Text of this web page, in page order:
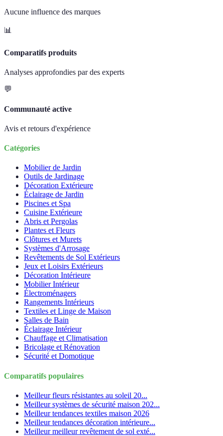
Aucune influence des marques
📊
Comparatifs produits
Analyses approfondies par des experts
💬
Communauté active
Avis et retours d'expérience
Catégories
Mobilier de Jardin
Outils de Jardinage
Décoration Extérieure
Éclairage de Jardin
Piscines et Spa
Cuisine Extérieure
Abris et Pergolas
Plantes et Fleurs
Clôtures et Murets
Systèmes d'Arrosage
Revêtements de Sol Extérieurs
Jeux et Loisirs Extérieurs
Décoration Intérieure
Mobilier Intérieur
Électroménagers
Rangements Intérieurs
Textiles et Linge de Maison
Salles de Bain
Éclairage Intérieur
Chauffage et Climatisation
Bricolage et Rénovation
Sécurité et Domotique
Comparatifs populaires
Meilleur fleurs résistantes au soleil 20...
Meilleur systèmes de sécurité maison 202...
Meilleur tendances textiles maison 2026
Meilleur tendances décoration intérieure...
Meilleur meilleur revêtement de sol exté...